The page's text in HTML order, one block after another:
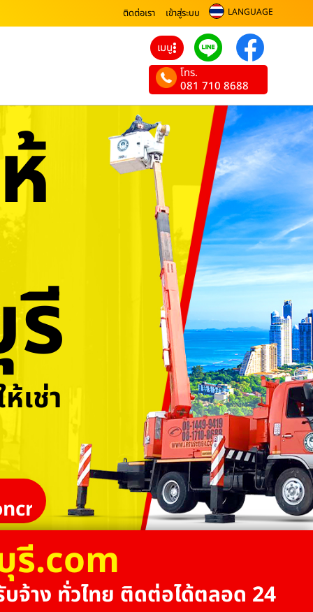
ติดต่อเรา เข้าสู่ระบบ LANGUAGE
เมนู
โทร.
081 710 8688
เช่า
รี.com
บจ้าง ทั่วไทย ติดต่อได้ตลอด 24